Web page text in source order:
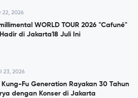
22, 2026
WORLD TOUR 2026 "Cafuné"
di Jakarta18 Juli Ini
23, 2026
Kung-Fu Generation Rayakan 30 Tahun
dengan Konser di Jakarta